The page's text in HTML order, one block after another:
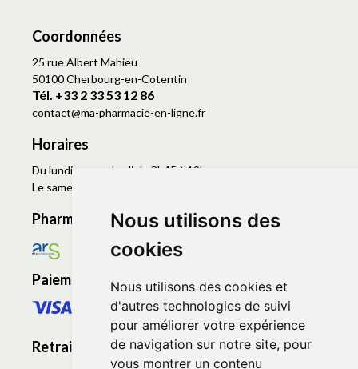
Nous utilisons des
cookies
Nous utilisons des cookies et
d'autres technologies de suivi
pour améliorer votre expérience
de navigation sur notre site, pour
vous montrer un contenu
Coordonnées
25 rue Albert Mahieu
50100 Cherbourg-en-Cotentin
Tél. +33 2 33 53 12 86
contact@ma-pharmacie-en-ligne.fr
Horaires
Du lundi au vendredi de 8h45 à 19h
Le samedi de 9h à 19h
Pharmacie en ligne agréée
Paiement sécurisé
Retrait - Livraison